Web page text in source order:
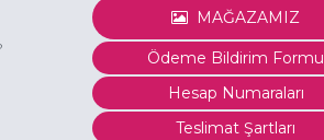
MAĞAZAMIZ
Ödeme Bildirim Formu
Hesap Numaraları
Teslimat Şartları